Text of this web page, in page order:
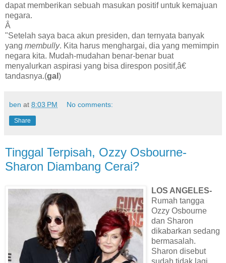
dapat memberikan sebuah masukan positif untuk kemajuan
negara.
Â
"Setelah saya baca akun presiden, dan ternyata banyak
yang membully. Kita harus menghargai, dia yang memimpin
negara kita. Mudah-mudahan benar-benar buat
menyalurkan aspirasi yang bisa direspon positif,â€
tandasnya.(gal )
ben at 8:03 PM No comments:
Share
Tinggal Terpisah, Ozzy Osbourne-
Sharon Diambang Cerai?
LOS ANGELES-
Rumah tangga
Ozzy Osbourne
dan Sharon
dikabarkan sedang
bermasalah.
Sharon disebut
sudah tidak lagi